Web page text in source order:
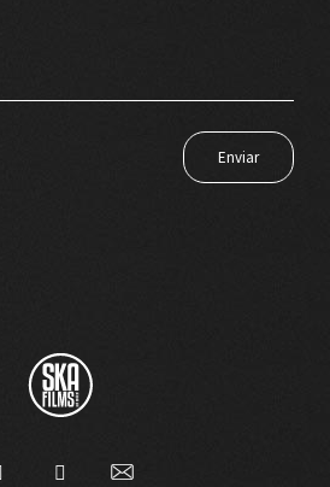
Enviar